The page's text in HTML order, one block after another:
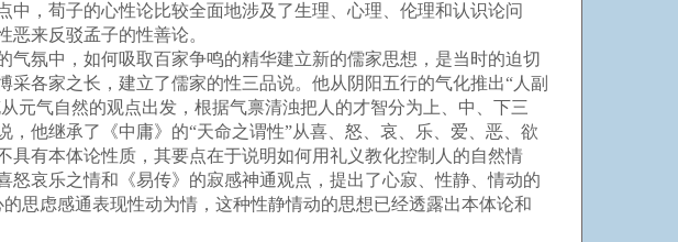
，荀子的心性论比较全面地涉及了生理、心理、伦理和认识论问
来反驳孟子的性善论。
氛中，如何吸取百家争鸣的精华建立新的儒家思想，是当时的迫切
各家之长，建立了儒家的性三品说。他从阴阳五行的气化推出“人副
元气自然的观点出发，根据气禀清浊把人的才智分为上、中、下三
他继承了《中庸》的“天命之谓性”从喜、怒、哀、乐、爱、恶、欲
有本体论性质，其要点在于说明如何用礼义教化控制人的自然情
哀乐之情和《易传》的寂感神通观点，提出了心寂、性静、情动的
思虑感通表现性动为情，这种性静情动的思想已经透露出本体论和